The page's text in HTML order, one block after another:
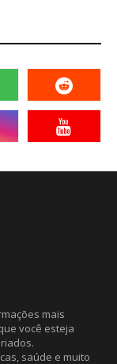
mais
você esteja
saúde e muito